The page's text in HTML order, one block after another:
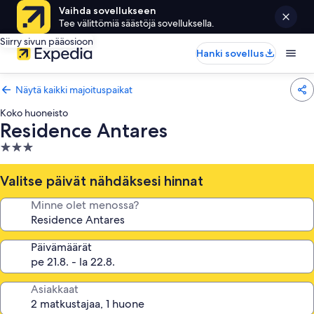
Vaihda sovellukseen
Tee välittömiä säästöjä sovelluksella.
Siirry sivun pääosioon
Hanki sovellus
Näytä kaikki majoituspaikat
Koko huoneisto
Residence Antares
3.0
tähden
majoituspaikka
Valitse päivät nähdäksesi hinnat
Minne olet menossa?
Päivämäärät
Asiakkaat